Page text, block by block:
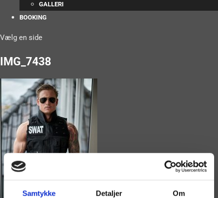
Samtykke Detaljer Om
GALLERI
BOOKING
Vælg en side
IMG_7438